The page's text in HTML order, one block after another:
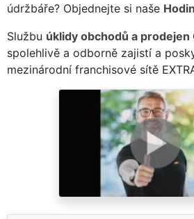
údržbáře? Objednejte si naše
Službu úklidy obchodů a prodejen
spolehlivě a odborně zajistí a
mezinárodní franchisové sítě